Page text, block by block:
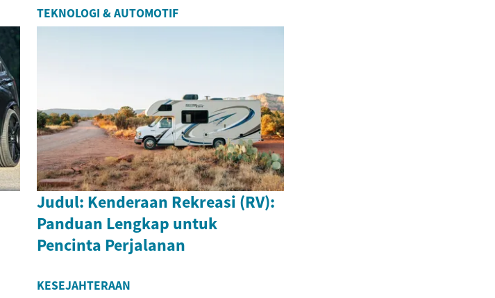
TEKNOLOGI & AUTOMOTIF
Judul: Kenderaan Rekreasi (RV):
Panduan Lengkap untuk
Pencinta Perjalanan
KESEJAHTERAAN